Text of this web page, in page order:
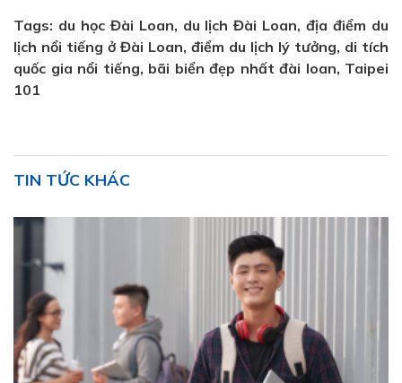
Tags: du học Đài Loan, du lịch Đài Loan, địa điểm du
lịch nổi tiếng ở Đài Loan, điểm du lịch lý tưởng, di tích
quốc gia nổi tiếng, bãi biển đẹp nhất đài loan, Taipei
101
TIN TỨC KHÁC